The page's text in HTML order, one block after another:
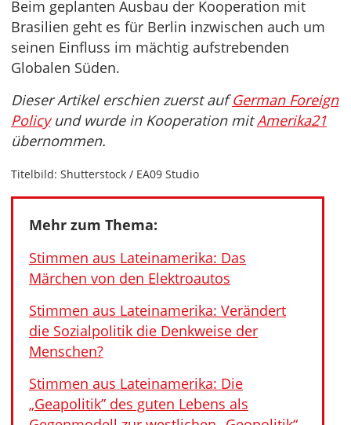
Beim geplanten Ausbau der Kooperation mit
Brasilien geht es für Berlin inzwischen auch um
seinen Einfluss im mächtig aufstrebenden
Globalen Süden.
Dieser Artikel erschien zuerst aufGerman Foreign
Policyund wurde in Kooperation mitAmerika21
übernommen.
Titelbild: Shutterstock / EA09 Studio
Mehr zum Thema:
Stimmen aus Lateinamerika: Das
Märchen von den Elektroautos
Stimmen aus Lateinamerika: Verändert
die Sozialpolitik die Denkweise der
Menschen?
Stimmen aus Lateinamerika: Die
„Geapolitik” des guten Lebens als